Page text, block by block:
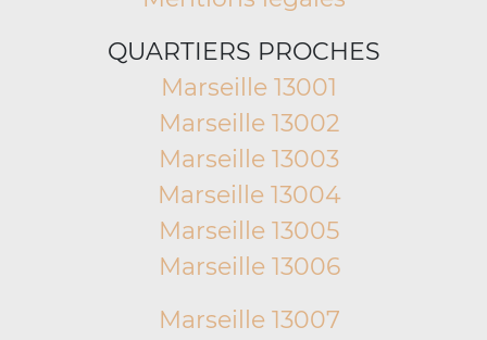
QUARTIERS PROCHES
Marseille 13001
Marseille 13002
Marseille 13003
Marseille 13004
Marseille 13005
Marseille 13006
Marseille 13007